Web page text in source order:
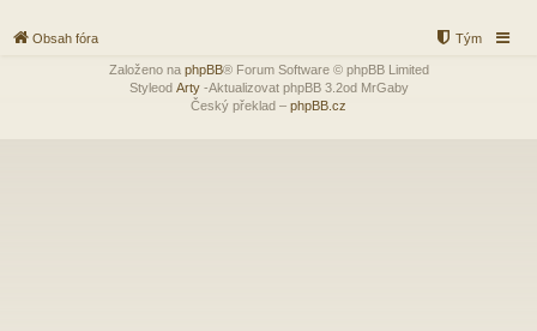
Obsah fóra Tým
Založeno na phpBB® Forum Software © phpBB Limited
Styleod Arty-Aktualizovat phpBB 3.2od MrGaby
Český překlad – phpBB.cz